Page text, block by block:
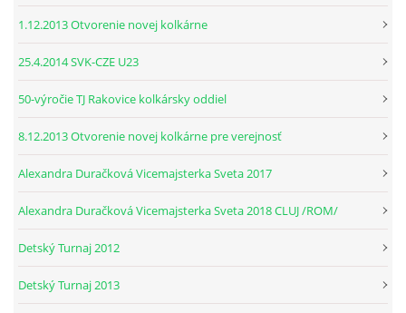
1.12.2013 Otvorenie novej kolkárne
25.4.2014 SVK-CZE U23
50-výročie TJ Rakovice kolkársky oddiel
8.12.2013 Otvorenie novej kolkárne pre verejnosť
Alexandra Duračková Vicemajsterka Sveta 2017
Alexandra Duračková Vicemajsterka Sveta 2018 CLUJ /ROM/
Detský Turnaj 2012
Detský Turnaj 2013